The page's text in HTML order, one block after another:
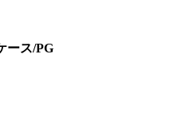
ース/PG